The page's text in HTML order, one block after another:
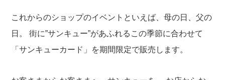
これからのショップのイベントといえば、母の日、父の
日。
街に”サンキュー”があふれるこの季節に合わせて
「サンキューカード」を期間限定で販売します。